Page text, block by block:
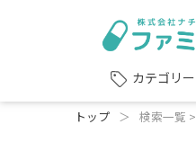
カテゴリー
トップ ＞ 検索一覧 >